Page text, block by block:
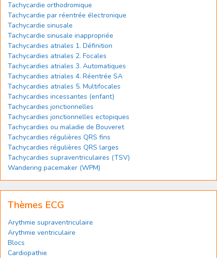
Tachycardie orthodromique
Tachycardie par réentrée électronique
Tachycardie sinusale
Tachycardie sinusale inappropriée
Tachycardies atriales 1. Définition
Tachycardies atriales 2. Focales
Tachycardies atriales 3. Automatiques
Tachycardies atriales 4. Réentrée SA
Tachycardies atriales 5. Multifocales
Tachycardies incessantes (enfant)
Tachycardies jonctionnelles
Tachycardies jonctionnelles ectopiques
Tachycardies ou maladie de Bouveret
Tachycardies régulières QRS fins
Tachycardies régulières QRS larges
Tachycardies supraventriculaires (TSV)
Wandering pacemaker (WPM)
Thèmes ECG
Arythmie supraventriculaire
Arythmie ventriculaire
Blocs
Cardiopathie